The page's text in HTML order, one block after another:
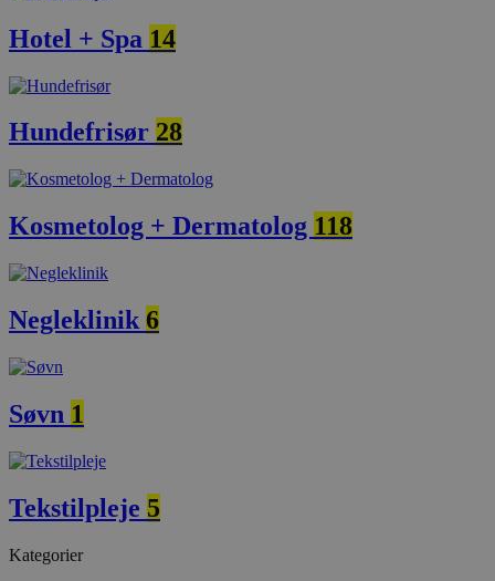
Hotel + Spa 14
Hundefrisør 28
Kosmetolog + Dermatolog 118
Negleklinik 6
Søvn 1
Tekstilpleje 5
Kategorier